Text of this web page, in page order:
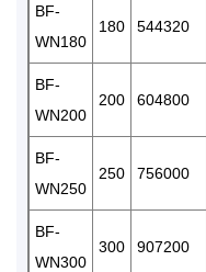
BF-
WN180
180 544320
BF-
WN200
200 604800
BF-
WN250
250 756000
BF-
WN300
300 907200